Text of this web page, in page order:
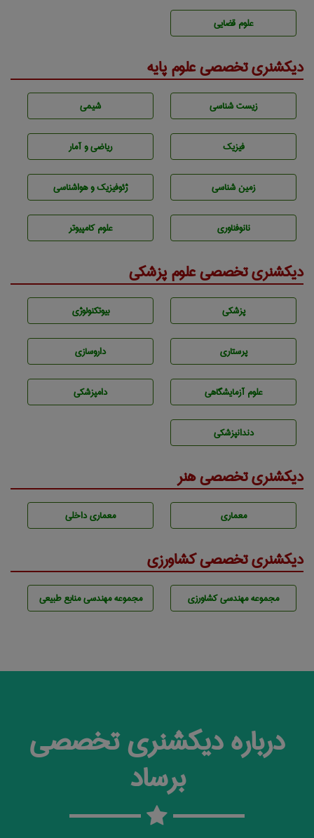
علوم قضایی
دیکشنری تخصصی علوم پایه
زيست شناسی شيمی
فیزیک ریاضی و آمار
زمين شناسی ژئوفيزيك و هواشناسی
نانوفناوری علوم کامپیوتر
دیکشنری تخصصی علوم پزشکی
پزشكی بيوتكنولوژی
پرستاری داروسازی
علوم آزمايشگاهی دامپزشكی
دندانپزشكی
دیکشنری تخصصی هنر
معماری معماری داخلی
دیکشنری تخصصی کشاورزی
مجموعه مهندسی كشاورزی مجموعه مهندسی منابع طبيعی
درباره دیکشنری تخصصی
برساد